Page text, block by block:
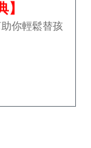
】
你輕鬆替孩